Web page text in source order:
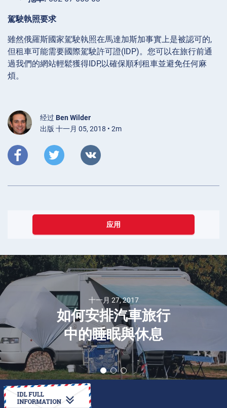
駕駛執照要求
雖然俄羅斯國家駕駛執照在馬達加斯加事實上是被認可的,
但租車可能需要國際駕駛許可證(IDP)。您可以在旅行前通
過我們的網站輕鬆獲得IDP,以確保順利租車並避免任何麻
煩。
经过 Ben Wilder
出版 十一月 05, 2018 • 2m
应用
十一月 27, 2017
如何安排汽車旅行
中的睡眠與休息
如何